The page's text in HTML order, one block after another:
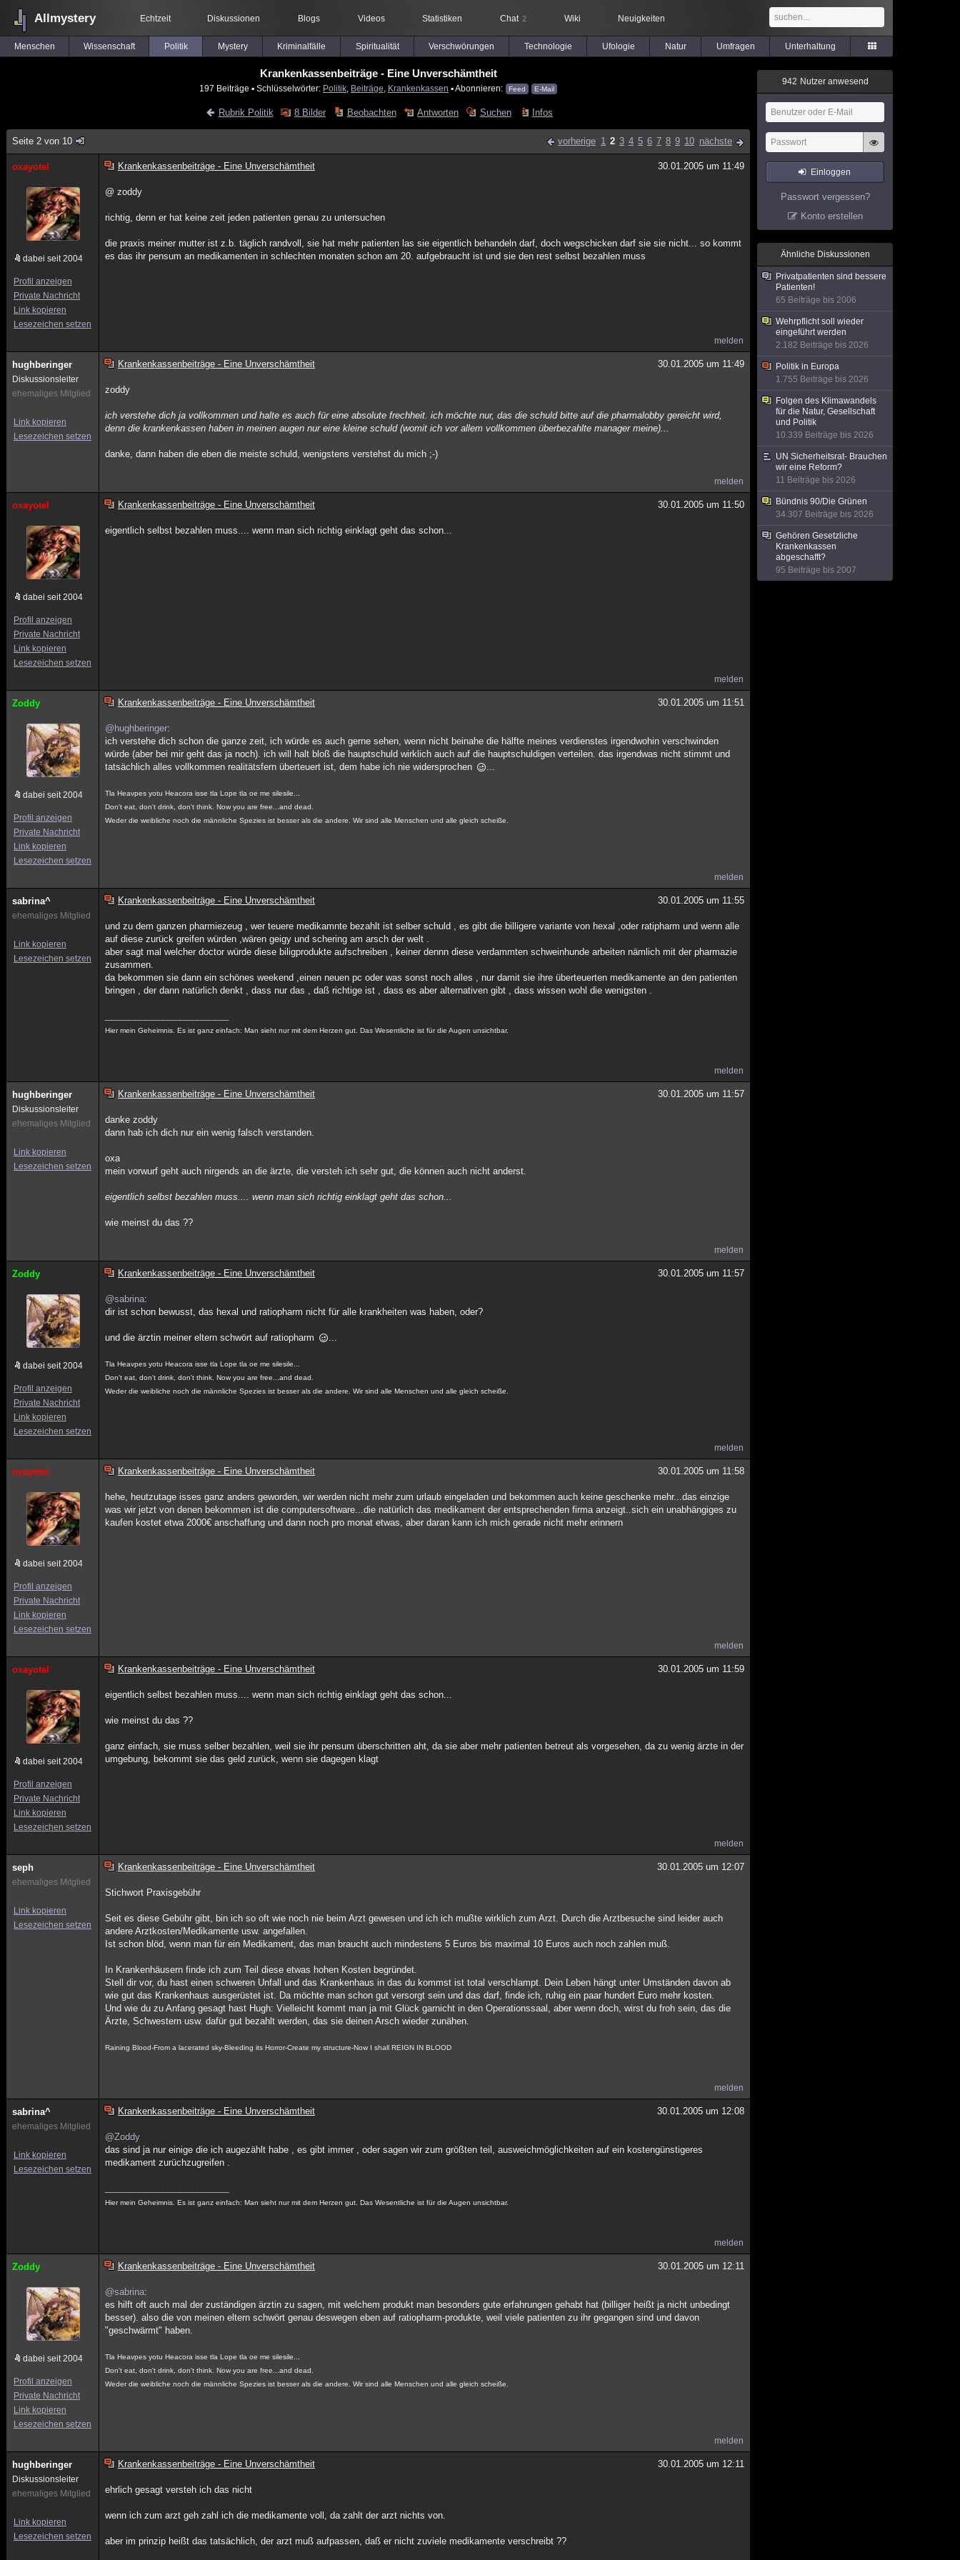
Allmystery Echtzeit Diskussionen Blogs Videos Statistiken Chat 2 Wiki Neuigkeiten
Menschen Wissenschaft Politik Mystery Kriminalfälle Spiritualität Verschwörungen Technologie Ufologie Natur Umfragen Unterhaltung
Krankenkassenbeiträge - Eine Unverschämtheit
197 Beiträge ▪ Schlüsselwörter: Politik Beiträge Krankenkassen ▪ Abonnieren: Feed E-Mail
Rubrik Politik 8 Bilder Beobachten Antworten Suchen Infos
Seite 2 von 10 vorherige 1 2 3 4 5 6 7 8 9 10 nächste
oxayotel
dabei seit 2004
Profil anzeigen
Private Nachricht
Link kopieren
Lesezeichen setzen
Krankenkassenbeiträge - Eine Unverschämtheit 30.01.2005 um 11:49
@ zoddy
richtig, denn er hat keine zeit jeden patienten genau zu untersuchen
die praxis meiner mutter ist z.b. täglich randvoll, sie hat mehr patienten las sie eigentlich behandeln darf, doch wegschicken darf sie sie nicht... so kommt
es das ihr pensum an medikamenten in schlechten monaten schon am 20. aufgebraucht ist und sie den rest selbst bezahlen muss
melden
hughberinger
Diskussionsleiter
ehemaliges Mitglied
Link kopieren
Lesezeichen setzen
Krankenkassenbeiträge - Eine Unverschämtheit 30.01.2005 um 11:49
zoddy
ich verstehe dich ja vollkommen und halte es auch für eine absolute frechheit. ich möchte nur, das die schuld bitte auf die pharmalobby gereicht wird,
denn die krankenkassen haben in meinen augen nur eine kleine schuld (womit ich vor allem vollkommen überbezahlte manager meine)...
danke, dann haben die eben die meiste schuld, wenigstens verstehst du mich ;-)
melden
oxayotel
dabei seit 2004
Profil anzeigen
Private Nachricht
Link kopieren
Lesezeichen setzen
Krankenkassenbeiträge - Eine Unverschämtheit 30.01.2005 um 11:50
eigentlich selbst bezahlen muss.... wenn man sich richtig einklagt geht das schon...
melden
Zoddy
dabei seit 2004
Profil anzeigen
Private Nachricht
Link kopieren
Lesezeichen setzen
Krankenkassenbeiträge - Eine Unverschämtheit 30.01.2005 um 11:51
@hughberinger:
ich verstehe dich schon die ganze zeit, ich würde es auch gerne sehen, wenn nicht beinahe die hälfte meines verdienstes irgendwohin verschwinden
würde (aber bei mir geht das ja noch). ich will halt bloß die hauptschuld wirklich auch auf die hauptschuldigen verteilen. das irgendwas nicht stimmt und
tatsächlich alles vollkommen realitätsfern überteuert ist, dem habe ich nie widersprochen
...
Tla Heavpes yotu Heacora isse tla Lope tla oe me silesile...
Don't eat, don't drink, don't think. Now you are free...and dead.
Weder die weibliche noch die männliche Spezies ist besser als die andere. Wir sind alle Menschen und alle gleich scheiße.
melden
sabrina^
ehemaliges Mitglied
Link kopieren
Lesezeichen setzen
Krankenkassenbeiträge - Eine Unverschämtheit 30.01.2005 um 11:55
und zu dem ganzen pharmiezeug , wer teuere medikamnte bezahlt ist selber schuld , es gibt die billigere variante von hexal ,oder ratipharm und wenn alle
auf diese zurück greifen würden ,wären geigy und schering am arsch der welt .
aber sagt mal welcher doctor würde diese biligprodukte aufschreiben , keiner dennn diese verdammten schweinhunde arbeiten nämlich mit der pharmazie
zusammen.
da bekommen sie dann ein schönes weekend ,einen neuen pc oder was sonst noch alles , nur damit sie ihre überteuerten medikamente an den patienten
bringen , der dann natürlich denkt , dass nur das , daß richtige ist , dass es aber alternativen gibt , dass wissen wohl die wenigsten .
Hier mein Geheimnis. Es ist ganz einfach: Man sieht nur mit dem Herzen gut. Das Wesentliche ist für die Augen unsichtbar.
melden
hughberinger
Diskussionsleiter
ehemaliges Mitglied
Link kopieren
Lesezeichen setzen
Krankenkassenbeiträge - Eine Unverschämtheit 30.01.2005 um 11:57
danke zoddy
dann hab ich dich nur ein wenig falsch verstanden.
oxa
mein vorwurf geht auch nirgends an die ärzte, die versteh ich sehr gut, die können auch nicht anderst.
eigentlich selbst bezahlen muss.... wenn man sich richtig einklagt geht das schon...
wie meinst du das ??
melden
Zoddy
dabei seit 2004
Profil anzeigen
Private Nachricht
Link kopieren
Lesezeichen setzen
Krankenkassenbeiträge - Eine Unverschämtheit 30.01.2005 um 11:57
@sabrina:
dir ist schon bewusst, das hexal und ratiopharm nicht für alle krankheiten was haben, oder?
und die ärztin meiner eltern schwört auf ratiopharm ...
Tla Heavpes yotu Heacora isse tla Lope tla oe me silesile...
Don't eat, don't drink, don't think. Now you are free...and dead.
Weder die weibliche noch die männliche Spezies ist besser als die andere. Wir sind alle Menschen und alle gleich scheiße.
melden
oxayotel
dabei seit 2004
Profil anzeigen
Private Nachricht
Link kopieren
Lesezeichen setzen
Krankenkassenbeiträge - Eine Unverschämtheit 30.01.2005 um 11:58
hehe, heutzutage isses ganz anders geworden, wir werden nicht mehr zum urlaub eingeladen und bekommen auch keine geschenke mehr...das einzige
was wir jetzt von denen bekommen ist die computersoftware...die natürlich das medikament der entsprechenden firma anzeigt..sich ein unabhängiges zu
kaufen kostet etwa 2000€ anschaffung und dann noch pro monat etwas, aber daran kann ich mich gerade nicht mehr erinnern
melden
oxayotel
dabei seit 2004
Profil anzeigen
Private Nachricht
Link kopieren
Lesezeichen setzen
Krankenkassenbeiträge - Eine Unverschämtheit 30.01.2005 um 11:59
eigentlich selbst bezahlen muss.... wenn man sich richtig einklagt geht das schon...
wie meinst du das ??
ganz einfach, sie muss selber bezahlen, weil sie ihr pensum überschritten aht, da sie aber mehr patienten betreut als vorgesehen, da zu wenig ärzte in der
umgebung, bekommt sie das geld zurück, wenn sie dagegen klagt
melden
seph
ehemaliges Mitglied
Link kopieren
Lesezeichen setzen
Krankenkassenbeiträge - Eine Unverschämtheit 30.01.2005 um 12:07
Stichwort Praxisgebühr
Seit es diese Gebühr gibt, bin ich so oft wie noch nie beim Arzt gewesen und ich ich mußte wirklich zum Arzt. Durch die Arztbesuche sind leider auch
andere Arztkosten/Medikamente usw. angefallen.
Ist schon blöd, wenn man für ein Medikament, das man braucht auch mindestens 5 Euros bis maximal 10 Euros auch noch zahlen muß.
In Krankenhäusern finde ich zum Teil diese etwas hohen Kosten begründet.
Stell dir vor, du hast einen schweren Unfall und das Krankenhaus in das du kommst ist total verschlampt. Dein Leben hängt unter Umständen davon ab
wie gut das Krankenhaus ausgerüstet ist. Da möchte man schon gut versorgt sein und das darf, finde ich, ruhig ein paar hundert Euro mehr kosten.
Und wie du zu Anfang gesagt hast Hugh: Vielleicht kommt man ja mit Glück garnicht in den Operationssaal, aber wenn doch, wirst du froh sein, das die
Ärzte, Schwestern usw. dafür gut bezahlt werden, das sie deinen Arsch wieder zunähen.
Raining Blood-From a lacerated sky-Bleeding its Horror-Create my structure-Now I shall REIGN IN BLOOD
melden
sabrina^
ehemaliges Mitglied
Link kopieren
Lesezeichen setzen
Krankenkassenbeiträge - Eine Unverschämtheit 30.01.2005 um 12:08
@Zoddy
das sind ja nur einige die ich augezählt habe , es gibt immer , oder sagen wir zum größten teil, ausweichmöglichkeiten auf ein kostengünstigeres
medikament zurüchzugreifen .
Hier mein Geheimnis. Es ist ganz einfach: Man sieht nur mit dem Herzen gut. Das Wesentliche ist für die Augen unsichtbar.
melden
Zoddy
dabei seit 2004
Profil anzeigen
Private Nachricht
Link kopieren
Lesezeichen setzen
Krankenkassenbeiträge - Eine Unverschämtheit 30.01.2005 um 12:11
@sabrina:
es hilft oft auch mal der zuständigen ärztin zu sagen, mit welchem produkt man besonders gute erfahrungen gehabt hat (billiger heißt ja nicht unbedingt
besser). also die von meinen eltern schwört genau deswegen eben auf ratiopharm-produkte, weil viele patienten zu ihr gegangen sind und davon
"geschwärmt" haben.
Tla Heavpes yotu Heacora isse tla Lope tla oe me silesile...
Don't eat, don't drink, don't think. Now you are free...and dead.
Weder die weibliche noch die männliche Spezies ist besser als die andere. Wir sind alle Menschen und alle gleich scheiße.
melden
hughberinger
Diskussionsleiter
ehemaliges Mitglied
Link kopieren
Lesezeichen setzen
Krankenkassenbeiträge - Eine Unverschämtheit 30.01.2005 um 12:11
ehrlich gesagt versteh ich das nicht
wenn ich zum arzt geh zahl ich die medikamente voll, da zahlt der arzt nichts von.
aber im prinzip heißt das tatsächlich, der arzt muß aufpassen, daß er nicht zuviele medikamente verschreibt ??
942 Nutzer anwesend
Einloggen
Passwort vergessen?
Konto erstellen
Ähnliche Diskussionen
Privatpatienten sind bessere
Patienten!
65 Beiträge bis 2006
Wehrpflicht soll wieder
eingeführt werden
2.182 Beiträge bis 2026
Politik in Europa
1.755 Beiträge bis 2026
Folgen des Klimawandels
für die Natur, Gesellschaft
und Politik
10.339 Beiträge bis 2026
UN Sicherheitsrat- Brauchen
wir eine Reform?
11 Beiträge bis 2026
Bündnis 90/Die Grünen
34.307 Beiträge bis 2026
Gehören Gesetzliche
Krankenkassen
abgeschafft?
95 Beiträge bis 2007